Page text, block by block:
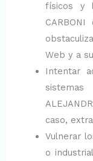
físicos y
Web y a
Intentar
caso,
Vulnerar
o